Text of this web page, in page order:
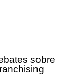
sobre